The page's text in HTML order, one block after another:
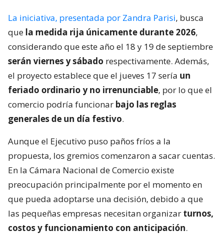
La iniciativa, presentada por Zandra Parisi, busca
que la medida rija únicamente durante 2026,
considerando que este año el 18 y 19 de septiembre
serán viernes y sábado respectivamente. Además,
el proyecto establece que el jueves 17 sería un
feriado ordinario y no irrenunciable, por lo que el
comercio podría funcionar bajo las reglas
generales de un día festivo.
Aunque el Ejecutivo puso paños fríos a la
propuesta, los gremios comenzaron a sacar cuentas.
En la Cámara Nacional de Comercio existe
preocupación principalmente por el momento en
que pueda adoptarse una decisión, debido a que
las pequeñas empresas necesitan organizar turnos,
costos y funcionamiento con anticipación.